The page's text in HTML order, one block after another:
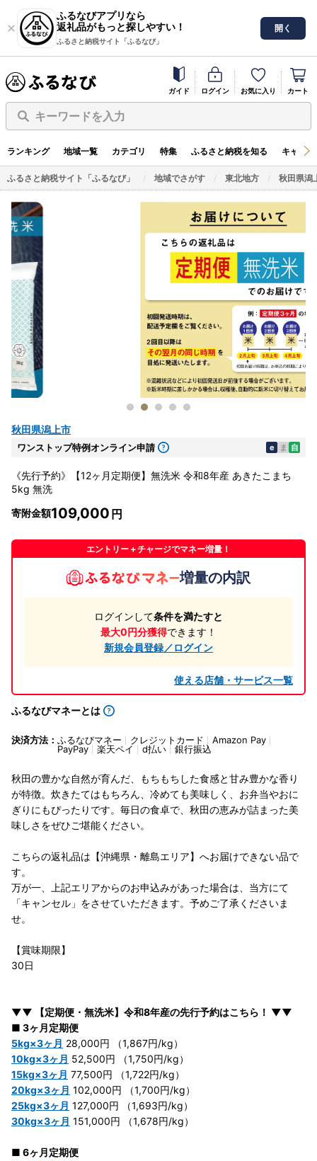
ふるなびアプリなら
返礼品がもっと探しやすい！
ふるさと納税サイト「ふるなび」
開く
ガイド ログイン お気に入り カート
キーワードを入力
ランキング 地域一覧 カテゴリ 特集 ふるさと納税を知る キャン
ふるさと納税サイト「ふるなび」 地域でさがす 東北地方 秋田県潟
秋田県潟上市
ワンストップ特例オンライン申請 e ま 自
《先行予約》【12ヶ月定期便】無洗米 令和8年産 あきたこまち
5kg 無洗
寄附金額109,000
エントリー＋チャージでマネー増量！
増量の内訳
ログインして条件を満たすと
最大0円分獲得できます！
新規会員登録／ログイン
使える店舗・サービス一覧
ふるなびマネーとは
決済方法： ふるなびマネー クレジットカード
Amazon Pay
PayPay
楽天ペイ d払い 銀行振込
秋田の豊かな自然が育んだ、もちもちした食感と甘み豊かな香り
が特徴。炊きたてはもちろん、冷めても美味しく、お弁当やおに
ぎりにもぴったりです。毎日の食卓で、秋田の恵みが詰まった美
味しさをぜひご堪能ください。
こちらの返礼品は【沖縄県・離島エリア】へお届けできない品で
す。
万が一、上記エリアからのお申込みがあった場合は、当方にて
「キャンセル」をさせていただきます。予めご了承くださいま
せ。
【賞味期限】
30日
▼▼ 【定期便・無洗米】令和8年産の先行予約はこちら！ ▼▼
■ 3ヶ月定期便
5kg×3ヶ月 28,000円 （1,867円/kg）
10kg×3ヶ月 52,500円 （1,750円/kg）
15kg×3ヶ月 77,500円 （1,722円/kg）
20kg×3ヶ月 102,000円 （1,700円/kg）
25kg×3ヶ月 127,000円 （1,693円/kg）
30kg×3ヶ月 151,000円 （1,678円/kg）
■ 6ヶ月定期便